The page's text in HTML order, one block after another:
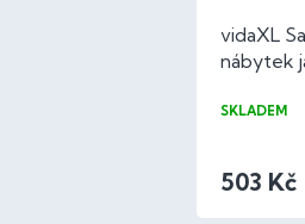
vidaXL
nábytek
SKLADEM
503 Kč